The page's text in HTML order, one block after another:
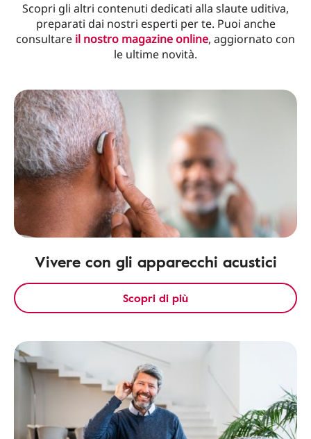
Scopri gli altri contenuti dedicati alla slaute uditiva,
preparati dai nostri esperti per te. Puoi anche
consultare il nostro magazine online, aggiornato con
le ultime novità.
Vivere con gli apparecchi acustici
Scopri di più